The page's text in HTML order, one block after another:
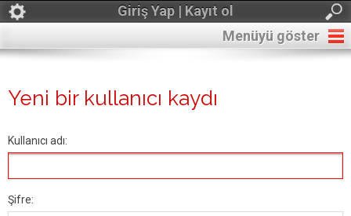
Giriş Yap | Kayıt ol
Menüyü göster
Yeni bir kullanıcı kaydı
Kullanıcı adı:
Şifre: